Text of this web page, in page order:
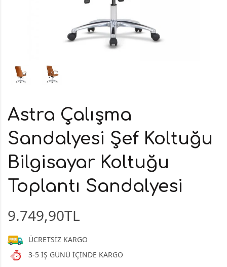
Astra Çalışma
Sandalyesi Şef Koltuğu
Bilgisayar Koltuğu
Toplantı Sandalyesi
9.749,90TL
ÜCRETSİZ KARGO
3-5 İŞ GÜNÜ İÇİNDE KARGO